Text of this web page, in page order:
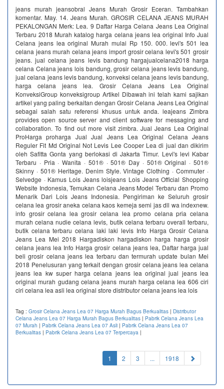
jeans murah jeansobral Jeans Murah Grosir Eceran. Tambahkan
komentar. May. 14. Jeans Murah. GROSIR CELANA JEANS MURAH
PEKALONGAN Merk: Lea. 9 Daftar Harga Celana Jeans Lea Original
Terbaru 2018 Murah katalog harga celana jeans lea original Info Jual
Celana jeans lea original Murah mulai Rp 150. 000. levi's 501 lea
celana jeans murah celana jeans import grosir celana levi's 501 grosir
jeans. jual celana jeans levis bandung hargajualcelana2018 harga
celana Celana jeans lois bandung, grosir celana jeans levis bandung,
jual celana jeans levis bandung, konveksi celana jeans levis bandung,
harga celana jeans lea. Grosir Celana Jeans Lea Original
KonveksiGroup konveksigroup Artikel Dibawah ini telah kami sajikan
artikel yang paling berkaitan dengan Grosir Celana Jeans Lea Original
sebagai salah satu referensi khusus untuk anda. leajeans Zimbra
provides open source server and client software for messaging and
collaboration. To find out more visit zimbra. Jual Jeans Lea Original
ProHarga proharga Jual Jual Jeans Lea Original Celana Jeans
Reguler Fit Md Original Not Levis Lee Cooper Lea di jual dan dikirim
oleh Safitta Gonta yang berlokasi di Jakarta Timur. Levi's levi Kabar
Terbaru · Pria · Wanita · 501® · 501® Day · 501® Original · 501®
Skinny · 501® Heritage. Denim Style. Vintage Clothing · Commuter ·
Selvedge · Kamus Lois Jeans loisjeans Lois Jeans Official Shopping
Website Indonesia, Temukan Celana Jeans Model Terbaru dan Promo
Menarik Dari Lois Jeans Indonesia. Pengiriman ke Seluruh grosir
celana lea grosir aneka celana kaos kemeja semi jas dll wa indexnew.
info grosir celana lea grosir celana lea promo celana pria celana
murah celana nudie celana levis, butik celana terbaru overall terbaru,
butik celana terbaru celana laki laki levis Info Harga Grosir Celana
Jeans Lea Mei 2018 Hargadiskon hargadiskon harga harga grosir
celana jeans lea Info Harga grosir celana jeans lea, Daftar harga jual
beli grosir celana jeans lea terbaru dan termurah update bulan Mei
2018 Penelusuran yang terkait dengan grosir celana jeans lea celana
jeans lea kw super harga celana jeans lea original jual jeans lea
original murah gudang celana jeans murah harga celana lea 606 ciri
ciri celana lea asli lea original store distributor celana jeans lea lois
Tag : Grosir Celana Jeans Lea 07 Harga Murah Bagus Berkualitas | Distributor
Celana Jeans Lea 07 Harga Murah Bagus Berkualitas | Pabrik Celana Jeans Lea
07 Murah | Pabrik Celana Jeans Lea 07 Asli | Pabrik Celana Jeans Lea 07
Berkualitas | Pabrik Celana Jeans Lea 07 Terpercaya |
1 (current)
2 3 ... 1918